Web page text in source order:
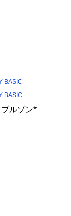
BASIC
BASIC
ルゾン*